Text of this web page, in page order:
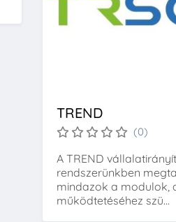
TREND
(0)
A TREND
rendszerünkben
mindazok a modulok,
működtetéséhez szü...